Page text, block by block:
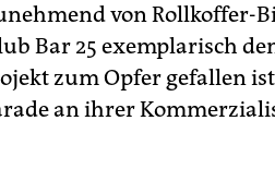
von Rollkoffer-
Bar 25 exemplarisch
zum Opfer gefallen
an ihrer